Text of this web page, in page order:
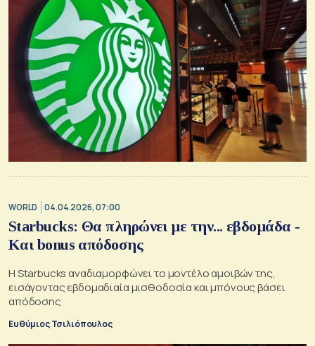
WORLD 04.04.2026, 07:00
Starbucks: Θα πληρώνει με την... εβδομάδα -
Και bonus απόδοσης
Η Starbucks αναδιαμορφώνει το μοντέλο αμοιβών της,
εισάγοντας εβδομαδιαία μισθοδοσία και μπόνους βάσει
απόδοσης
Ευθύμιος Τσιλιόπουλος